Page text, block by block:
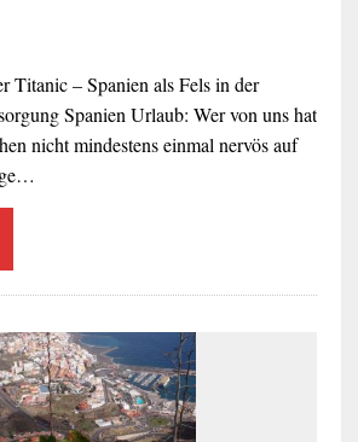
Titanic – Spanien als Fels in der
Spanien Urlaub: Wer von uns hat
nicht mindestens einmal nervös auf